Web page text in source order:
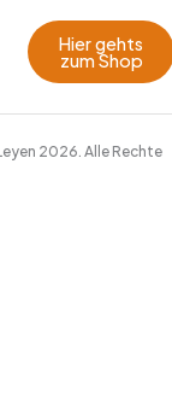
Hier gehts
zum Shop
2026. Alle Rechte